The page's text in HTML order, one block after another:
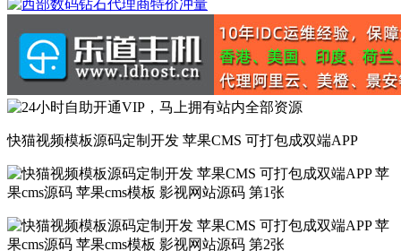
快猫视频模板源码定制开发 苹果CMS 可打包成双端APP